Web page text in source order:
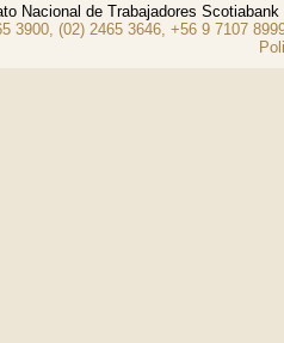
Nacional de Trabajadores
3900, (02) 2465 3646, +56 9 7107